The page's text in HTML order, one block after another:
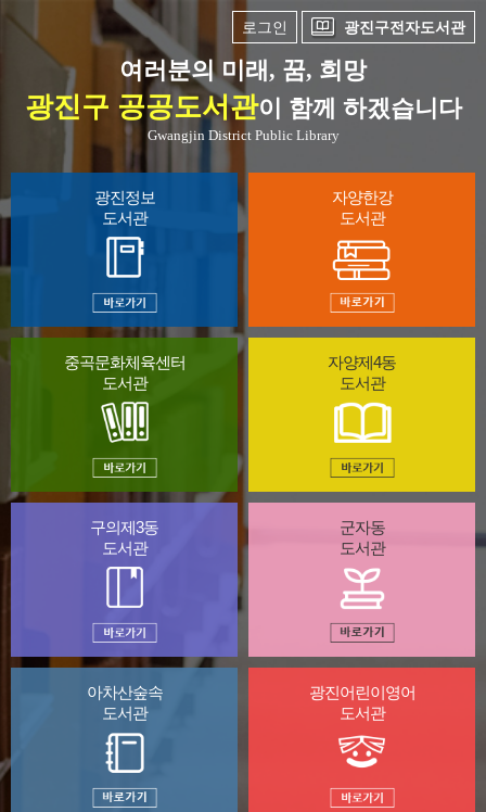
로그인 광진구전자도서관
여러분의 미래, 꿈, 희망
광진구 공공도서관이 함께 하겠습니다
Gwangjin District Public Library
광진정보
도서관
자양한강
도서관
중곡문화체육센터
도서관
자양제4동
도서관
구의제3동
도서관
군자동
도서관
아차산숲속
도서관
광진어린이영어
도서관